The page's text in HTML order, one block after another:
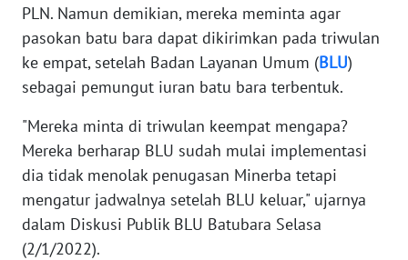
PLN. Namun demikian, mereka meminta agar
pasokan batu bara dapat dikirimkan pada triwulan
ke empat, setelah Badan Layanan Umum (BLU)
sebagai pemungut iuran batu bara terbentuk.
"Mereka minta di triwulan keempat mengapa?
Mereka berharap BLU sudah mulai implementasi
dia tidak menolak penugasan Minerba tetapi
mengatur jadwalnya setelah BLU keluar," ujarnya
dalam Diskusi Publik BLU Batubara Selasa
(2/1/2022).
SUMBAR
WN
WN
BENGKULU
WN
LAMPUNG